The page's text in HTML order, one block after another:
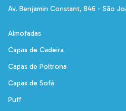
Av. Benjamin Constant, 846 - São
Almofadas
Capas de Cadeira
Capas de Poltrona
Capas de Sofá
Puff